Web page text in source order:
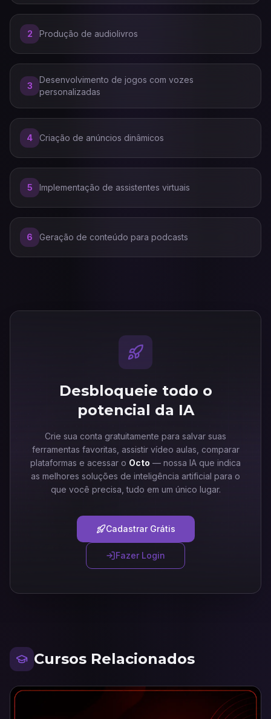
2 Produção de audiolivros
3
Desenvolvimento de jogos com vozes
personalizadas
4 Criação de anúncios dinâmicos
5 Implementação de assistentes virtuais
6 Geração de conteúdo para podcasts
Desbloqueie todo o
potencial da IA
Crie sua conta gratuitamente para salvar suas
ferramentas favoritas, assistir vídeo aulas, comparar
plataformas e acessar o Octo — nossa IA que indica
as melhores soluções de inteligência artificial para o
que você precisa, tudo em um único lugar.
Cadastrar Grátis
Fazer Login
Cursos Relacionados